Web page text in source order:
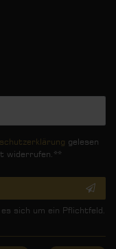
gelesen
widerrufen.**
sich um ein Pflichtfeld.